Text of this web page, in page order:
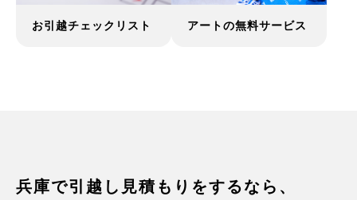
お引越チェックリスト アートの無料サービス
兵庫で引越し見積もりをするなら、